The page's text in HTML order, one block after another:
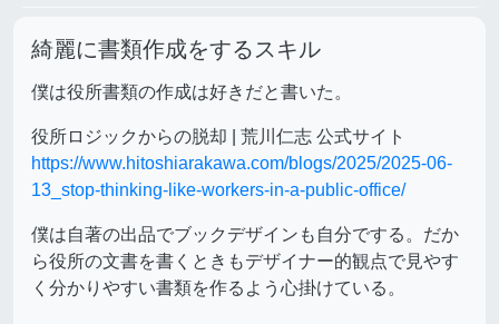
綺麗に書類作成をするスキル
僕は役所書類の作成は好きだと書いた。
役所ロジックからの脱却 | 荒川仁志 公式サイト
https://www.hitoshiarakawa.com/blogs/2025/2025-06-
13_stop-thinking-like-workers-in-a-public-office/
僕は自著の出品でブックデザインも自分でする。だか
ら役所の文書を書くときもデザイナー的観点で見やす
く分かりやすい書類を作るよう心掛けている。